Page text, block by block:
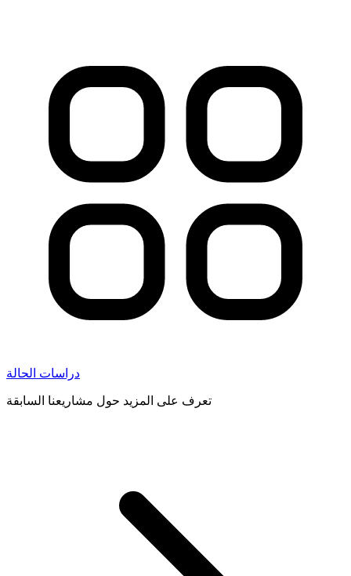
دراسات الحالة
تعرف على المزيد حول مشاريعنا السابقة